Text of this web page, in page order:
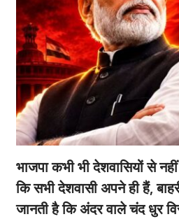
भाजपा कभी भी देशवासियों से
कि सभी देशवासी अपने ही हैं,
जानती है कि अंदर वाले चंद धुर